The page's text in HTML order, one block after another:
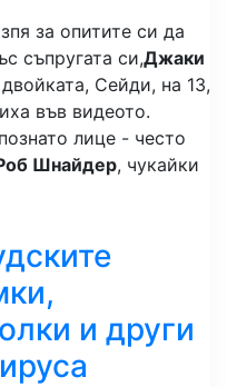
за опитите си да
съпругата си,Джаки
Сейди, на 13,
във видеото.
лице - често
Шнайдер, чукайки
и други